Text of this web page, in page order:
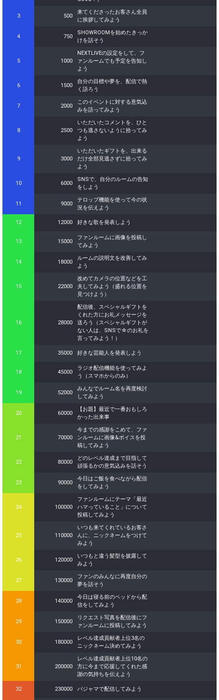
得！
Throw gifts to the stage and join
the live performance.
First, try throwing free Stars
(once a day)! You can also charge
Show Gold to purchase gifts
(available from 1 JPY)! When you
continue to send gifts to the
performer(s), the performer's
To cheer on performers, you can
To send performers paid items,
you must use Show Gold.
Comments
You can post comments. Please
refrain from posting comments
other users.
3 500
来てくださったお客さん全員
に挨拶してみよう
4 750
SHOWROOMを始めたきっか
けを話そう
5 1000
NEXTLIVEの設定をして、フ
ァンルームでも予定を告知し
よう
6 1500
自分の目標や夢を、配信で熱
く語ろう
7 2000
このイベントに対する意気込
みを語ってみよう
8 2500
いただいたコメントを、ひと
つも逃さないように拾ってみ
よう
9 3000
いただいたギフトを、出来る
だけ全部見逃さずに拾ってみ
よう
10 6000
SNSで、自分のルームの告知
をしよう
11 9000
テロップ機能を使って今の状
況を伝えよう
12 12000 好きな歌を発表しよう
13 15000
ファンルームに画像を投稿し
てみよう
14 18000
ルームの説明文を改善してみ
よう
15 22000
改めてカメラの位置などを工
夫してみよう（盛れる位置を
見つけよう）
16 28000
配信後、スペシャルギフトを
くれた方にお礼メッセージを
送ろう（スペシャルギフトが
ない人は、SNSで☆のお礼を
言ってみよう！）
17 35000 好きな芸能人を発表しよう
18 45000
ラジオ配信機能を使ってみよ
う（スマホからのみ）
19 52000
みんなでルーム名を再度検討
してみよう
20 60000
【お題】最近で一番おもしろ
かった出来事
21 70000
今までの感謝をこめて、ファ
ンルームに画像&ボイスを投
稿してみよう
22 80000
どのレベル達成まで目指して
頑張るかの意気込みを話そう
23 90000
今日はご飯を食べながら配信
をしてみよう
24 100000
ファンルームにテーマ「最近
ハマっていること」について
投稿してみよう
25 110000
いつも来てくれているお客さ
んに、ニックネームをつけて
みよう
26 120000
いつもと違う髪型を披露して
みよう
27 130000
ファンのみんなに再度自分の
夢を話そう
28 140000
今日は寝る前のベッドから配
信をしてみよう
29 150000
リクエスト写真を配信後にフ
ァンルームに投稿してみよう
30 180000
レベル達成貢献者上位3名の
ニックネーム決めてみよう
31 200000
レベル達成貢献者上位10名の
方に今まで応援してくれた感
謝の気持ちを伝えよう
32 230000 パジャマで配信してみよう